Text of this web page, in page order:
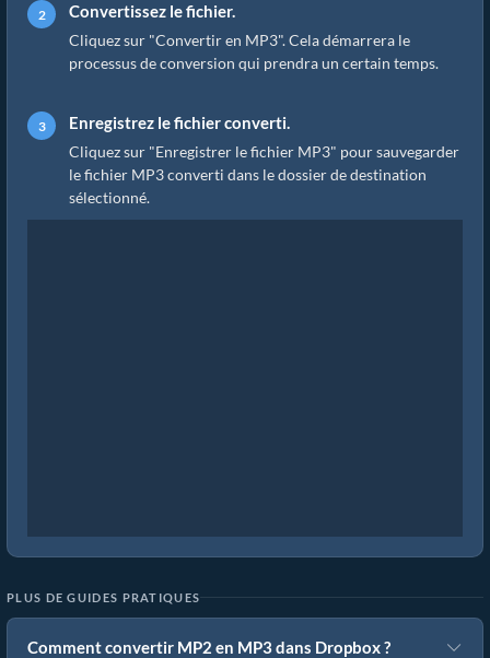
Convertissez le fichier.
Cliquez sur "Convertir en MP3". Cela démarrera le
processus de conversion qui prendra un certain temps.
Enregistrez le fichier converti.
Cliquez sur "Enregistrer le fichier MP3" pour sauvegarder
le fichier MP3 converti dans le dossier de destination
sélectionné.
PLUS DE GUIDES PRATIQUES
Comment convertir MP2 en MP3 dans Dropbox ?